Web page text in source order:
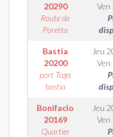
20290
Route de
Poretta
Ven
Bastia
20200
port Toga
bastia
Jeu
Ven
Bonifacio
20169
Quartier
Jeu
Ven